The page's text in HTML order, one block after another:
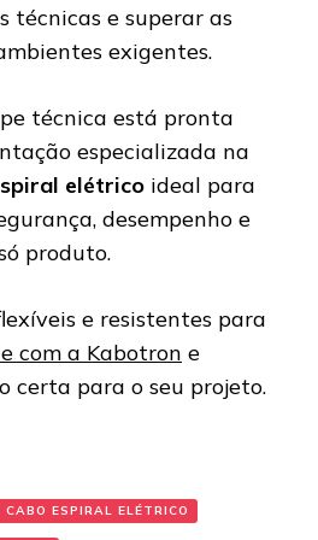
técnicas e superar as
exigentes.
técnica está pronta
especializada na
elétrico ideal para
desempenho e
produto.
e resistentes para
com a Kabotron e
certa para o seu projeto.
ESPIRAL ELÉTRICO